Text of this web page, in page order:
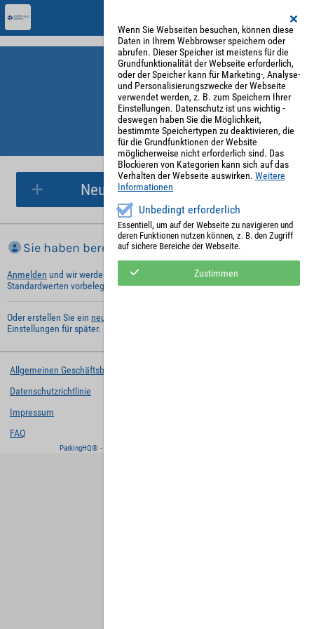
Parkplatzreservierung
Sie haben bereits ein Konto?
Anmelden und wir werden die notwendigen Informationen mit Ihren
Standardwerten vorbelegen.
Oder erstellen Sie ein neues Benutzerkonto
Einstellungen für später.
Neue Parkplatzreservierung
Allgemeinen Geschäftsbedingungen
Datenschutzrichtlinie
Impressum
FAQ
ParkingHQ® - eine Lösung von
Wenn Sie Webseiten besuchen, können diese
Daten in Ihrem Webbrowser speichern oder
abrufen. Dieser Speicher ist meistens für die
Grundfunktionalität der Webseite erforderlich,
oder der Speicher kann für Marketing-, Analyse-
und Personalisierungszwecke der Webseite
verwendet werden, z. B. zum Speichern Ihrer
Einstellungen. Datenschutz ist uns wichtig -
deswegen haben Sie die Möglichkeit,
bestimmte Speichertypen zu deaktivieren, die
für die Grundfunktionen der Website
möglicherweise nicht erforderlich sind. Das
Blockieren von Kategorien kann sich auf das
Verhalten der Webseite auswirken. Weitere
Informationen
Unbedingt erforderlich
Essentiell, um auf der Webseite zu navigieren und
deren Funktionen nutzen können, z. B. den Zugriff
auf sichere Bereiche der Webseite.
Zustimmen